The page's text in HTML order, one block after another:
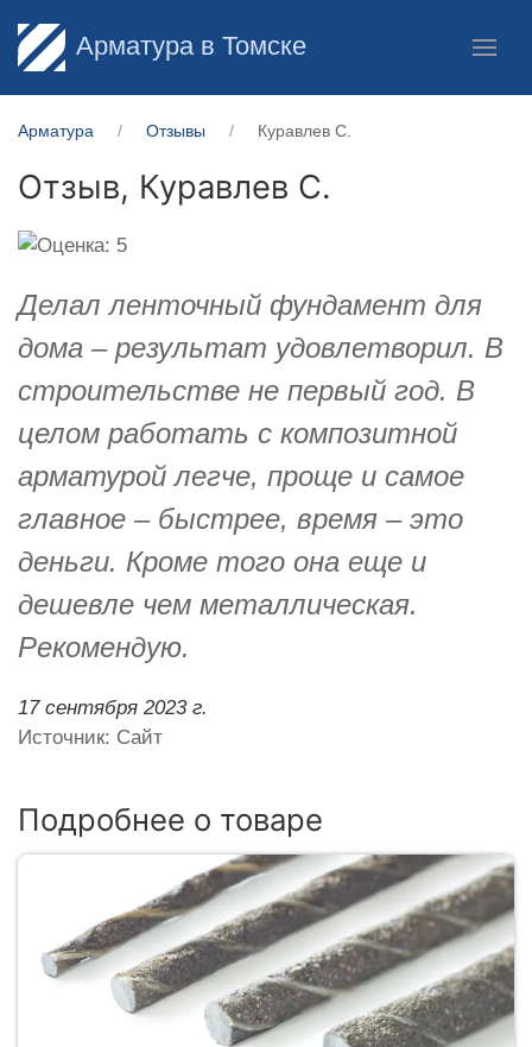
Арматура в Томске
Арматура Отзывы Куравлев С.
Отзыв, Куравлев С.
Делал ленточный фундамент для
дома – результат удовлетворил. В
строительстве не первый год. В
целом работать с композитной
арматурой легче, проще и самое
главное – быстрее, время – это
деньги. Кроме того она еще и
дешевле чем металлическая.
Рекомендую.
17 сентября 2023 г.
Источник: Сайт
Подробнее о товаре